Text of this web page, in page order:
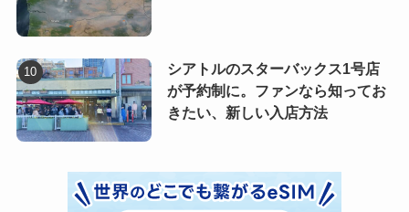
シアトルのスターバックス1号店
が予約制に。ファンなら知ってお
きたい、新しい入店方法